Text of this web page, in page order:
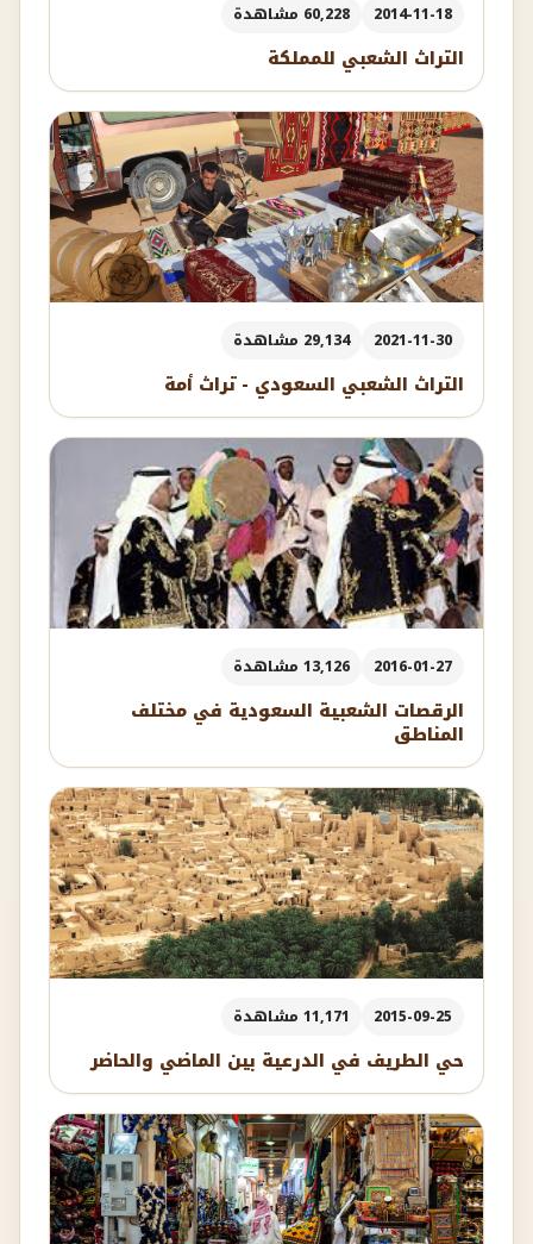
2014-11-18 60,228 مشاهدة
التراث الشعبي للمملكة
2021-11-30 29,134 مشاهدة
التراث الشعبي السعودي - تراث أمة
2016-01-27 13,126 مشاهدة
الرقصات الشعبية السعودية في مختلف
المناطق
2015-09-25 11,171 مشاهدة
حي الطريف في الدرعية بين الماضي والحاضر